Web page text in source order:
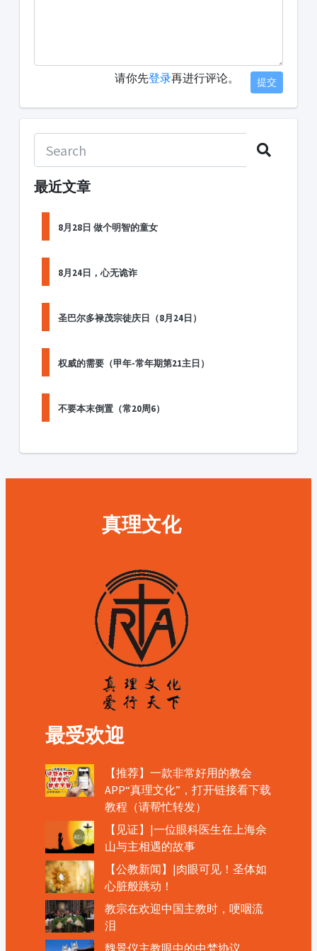
请你先登录再进行评论。 提交
最近文章
8月28日 做个明智的童女
8月24日，心无诡诈
圣巴尔多禄茂宗徒庆日（8月24日）
权威的需要（甲年-常年期第21主日）
不要本末倒置（常20周6）
真理文化
最受欢迎
【推荐】一款非常好用的教会
APP“真理文化”，打开链接看下载
教程（请帮忙转发）
【见证】|一位眼科医生在上海佘
山与主相遇的故事
【公教新闻】|肉眼可见！圣体如
心脏般跳动！
教宗在欢迎中国主教时，哽咽流
泪
魏景仪主教眼中的中梵协议